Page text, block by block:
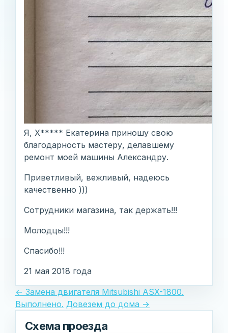
Я, Х***** Екатерина приношу свою
благодарность мастеру, делавшему
ремонт моей машины Александру.
Приветливый, вежливый, надеюсь
качественно )))
Сотрудники магазина, так держать!!!
Молодцы!!!
Спасибо!!!
21 мая 2018 года
Post
navigation
← Замена двигателя Mitsubishi ASX-1800.
Выполнено. Довезем до дома →
Схема проезда